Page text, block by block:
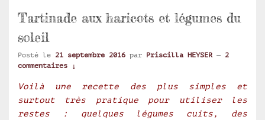
Tartinade aux haricots et légumes du
soleil
Posté le 21 septembre 2016 par Priscilla HEYSER — 2
commentaires ↓
Voilà une recette des plus simples et
surtout très pratique pour utiliser les
restes : quelques légumes cuits, des